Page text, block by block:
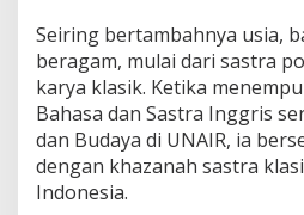
Seiring bertambahnya usia,
beragam, mulai dari sastra
karya klasik. Ketika
Bahasa dan Sastra Inggris
dan Budaya di UNAIR, ia
dengan khazanah sastra
Indonesia.